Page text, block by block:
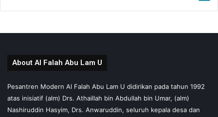
About Al Falah Abu Lam U
Pesantren Modern Al Falah Abu Lam U didirikan pada tahun 1992
atas inisiatif (alm) Drs. Athaillah bin Abdullah bin Umar, (alm)
Nashiruddin Hasyim, Drs. Anwaruddin, seluruh kepala desa dan